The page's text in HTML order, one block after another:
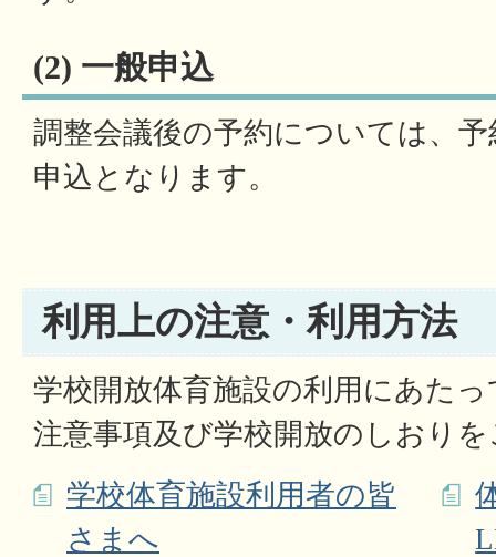
(2) 一般申込
調整会議後の予約については、
申込となります。
利用上の注意・利用方法
学校開放体育施設の利用にあた
注意事項及び学校開放のしおり
学校体育施設利用者の皆
さまへ